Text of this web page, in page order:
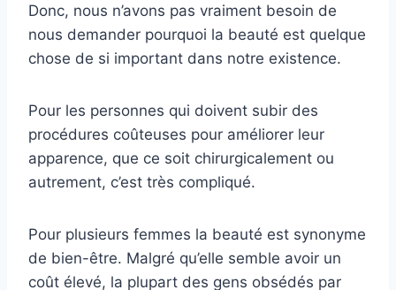
Donc, nous n’avons pas vraiment besoin de
nous demander pourquoi la beauté est quelque
chose de si important dans notre existence.
Pour les personnes qui doivent subir des
procédures coûteuses pour améliorer leur
apparence, que ce soit chirurgicalement ou
autrement, c’est très compliqué.
Pour plusieurs femmes la beauté est synonyme
de bien-être. Malgré qu’elle semble avoir un
coût élevé, la plupart des gens obsédés par